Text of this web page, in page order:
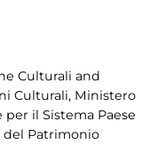
Culturali and
Culturali, Ministero
il Sistema Paese
del Patrimonio